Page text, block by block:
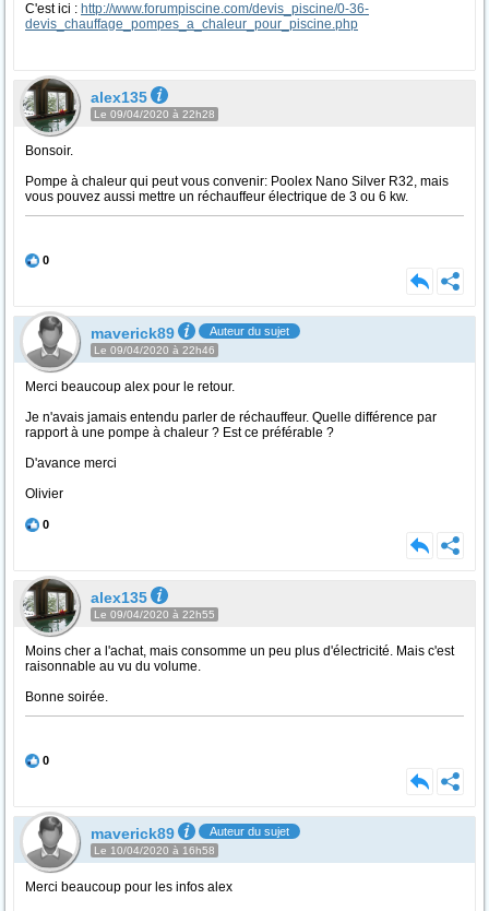
C'est ici : http://www.forumpiscine.com/devis_piscine/0-36-
devis_chauffage_pompes_a_chaleur_pour_piscine.php
alex135
Le 09/04/2020 à 22h28
Bonsoir.
Pompe à chaleur qui peut vous convenir: Poolex Nano Silver R32, mais
vous pouvez aussi mettre un réchauffeur électrique de 3 ou 6 kw.
0
maverick89 Auteur du sujet
Le 09/04/2020 à 22h46
Merci beaucoup alex pour le retour.
Je n'avais jamais entendu parler de réchauffeur. Quelle différence par
rapport à une pompe à chaleur ? Est ce préférable ?
D'avance merci
Olivier
0
alex135
Le 09/04/2020 à 22h55
Moins cher a l'achat, mais consomme un peu plus d'électricité. Mais c'est
raisonnable au vu du volume.
Bonne soirée.
0
maverick89 Auteur du sujet
Le 10/04/2020 à 16h58
Merci beaucoup pour les infos alex